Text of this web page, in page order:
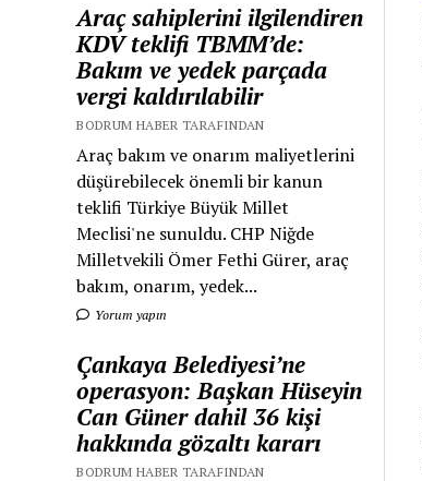
Araç sahiplerini ilgilendiren
KDV teklifi TBMM’de:
Bakım ve yedek parçada
vergi kaldırılabilir
BODRUM HABER TARAFINDAN
Araç bakım ve onarım maliyetlerini
düşürebilecek önemli bir kanun
teklifi Türkiye Büyük Millet
Meclisi'ne sunuldu. CHP Niğde
Milletvekili Ömer Fethi Gürer, araç
bakım, onarım, yedek...
Yorum yapın
Çankaya Belediyesi’ne
operasyon: Başkan Hüseyin
Can Güner dahil 36 kişi
hakkında gözaltı kararı
BODRUM HABER TARAFINDAN